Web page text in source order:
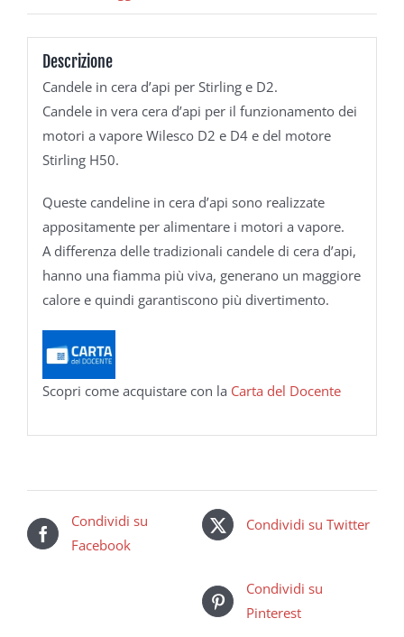
Descrizione
Candele in cera d’api per Stirling e D2.
Candele in vera cera d’api per il funzionamento dei
motori a vapore Wilesco D2 e ​​D4 e del motore
Stirling H50.
Queste candeline in cera d’api sono realizzate
appositamente per alimentare i motori a vapore.
A differenza delle tradizionali candele di cera d’api,
hanno una fiamma più viva, generano un maggiore
calore e quindi garantiscono più divertimento.
Scopri come acquistare con la Carta del Docente
Condividi su
Facebook
Condividi su Twitter
Condividi su
Pinterest